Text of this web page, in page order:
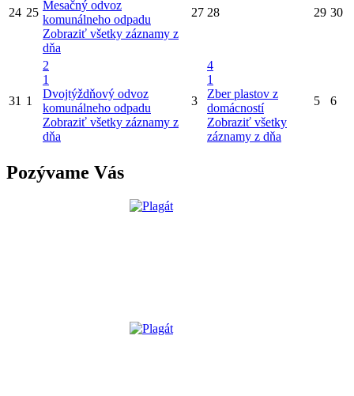
24 25
Mesačný odvoz
komunálneho odpadu
Zobraziť všetky záznamy z
dňa
27 28 29 30
31 1
2
1
Dvojtýždňový odvoz
komunálneho odpadu
Zobraziť všetky záznamy z
dňa
3
4
1
Zber plastov z
domácností
Zobraziť všetky
záznamy z dňa
5 6
Pozývame Vás